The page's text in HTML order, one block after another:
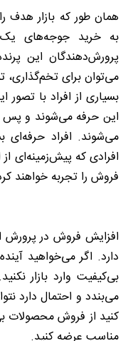
همان ‌طور که بازار هدف
به خرید جوجه‌های
پرورش‌دهندگان این
می‌توان برای تخم‌گذاری،
بسیاری از افراد با
این حرفه می‌شوند و پس
می‌شوند. افراد
افرادی که پیش‌زمینه‌ای
فروش را تجربه خواهند
افزایش فروش در پرورش
دارد. اگر می‌خواهید
بی‌کیفیت وارد بازار
می‌بندد و احتمال دارد
کنید از فروش محصولات